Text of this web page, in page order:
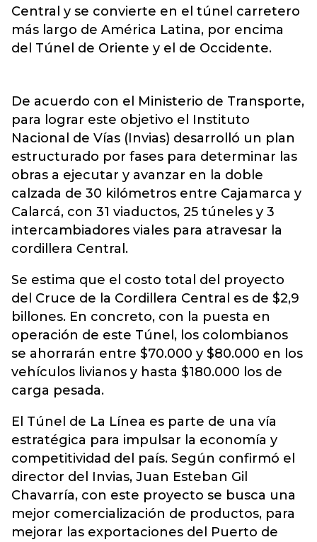
Central y se convierte en el túnel carretero
más largo de América Latina, por encima
del Túnel de Oriente y el de Occidente.
De acuerdo con el Ministerio de Transporte,
para lograr este objetivo el Instituto
Nacional de Vías (Invias) desarrolló un plan
estructurado por fases para determinar las
obras a ejecutar y avanzar en la doble
calzada de 30 kilómetros entre Cajamarca y
Calarcá, con 31 viaductos, 25 túneles y 3
intercambiadores viales para atravesar la
cordillera Central.
Se estima que el costo total del proyecto
del Cruce de la Cordillera Central es de $2,9
billones. En concreto, con la puesta en
operación de este Túnel, los colombianos
se ahorrarán entre $70.000 y $80.000 en los
vehículos livianos y hasta $180.000 los de
carga pesada.
El Túnel de La Línea es parte de una vía
estratégica para impulsar la economía y
competitividad del país. Según confirmó el
director del Invias, Juan Esteban Gil
Chavarría, con este proyecto se busca una
mejor comercialización de productos, para
mejorar las exportaciones del Puerto de